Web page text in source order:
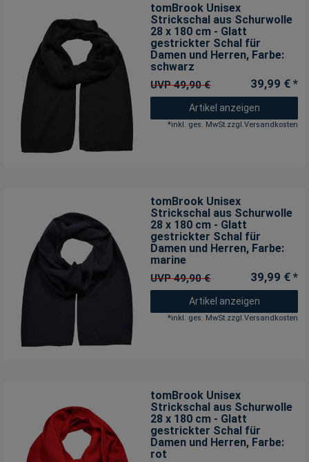
tomBrook Unisex
Strickschal aus Schurwolle
28 x 180 cm - Glatt
gestrickter Schal für
Damen und Herren, Farbe:
schwarz
UVP 49,90 € 39,99 € *
Artikel anzeigen
*inkl. ges. MwSt. zzgl. Versandkosten
tomBrook Unisex
Strickschal aus Schurwolle
28 x 180 cm - Glatt
gestrickter Schal für
Damen und Herren, Farbe:
marine
UVP 49,90 € 39,99 € *
Artikel anzeigen
*inkl. ges. MwSt.zzgl.Versandkosten
tomBrook Unisex
Strickschal aus Schurwolle
28 x 180 cm - Glatt
gestrickter Schal für
Damen und Herren, Farbe:
rot